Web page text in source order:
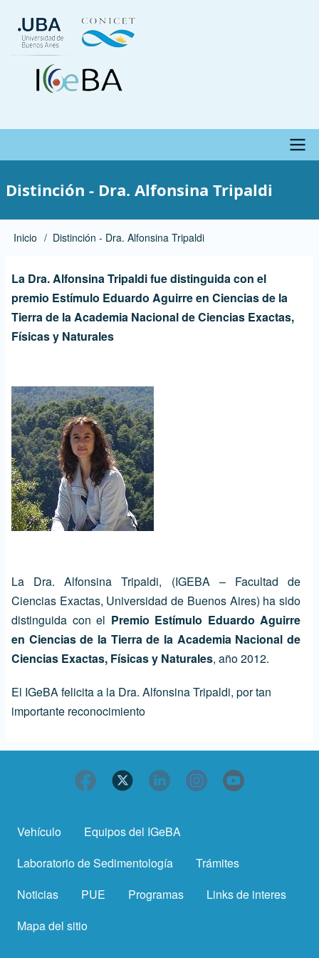
main
content
Main
Distinción - Dra. Alfonsina Tripaldi
Ruta
navegación
Inicio Distinción - Dra. Alfonsina Tripaldi
La Dra. Alfonsina Tripaldi fue distinguida con el
premio Estímulo Eduardo Aguirre en Ciencias de la
Tierra de la Academia Nacional de Ciencias Exactas,
Físicas y Naturales
Image
La Dra. Alfonsina Tripaldi, (IGEBA – Facultad de
Ciencias Exactas, Universidad de Buenos Aires) ha sido
distinguida con el Premio Estímulo Eduardo Aguirre
en Ciencias de la Tierra de la Academia Nacional de
Ciencias Exactas, Físicas y Naturales, año 2012.
El IGeBA felicita a la Dra. Alfonsina Tripaldi, por tan
importante reconocimiento
Comunidad
IGeBA
Vehículo
Equipos del IGeBA
Laboratorio de Sedimentología
Trámites
Noticias
PUE Programas
Links de interes
Mapa del sitio